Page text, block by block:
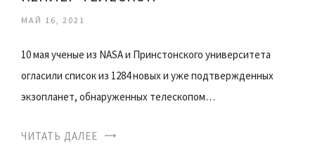
МАЙ 16, 2021
10 мая ученые из NASA и Принстонского университета
огласили список из 1284 новых и уже подтвержденных
экзопланет, обнаруженных телескопом…
ЧИТАТЬ ДАЛЕЕ